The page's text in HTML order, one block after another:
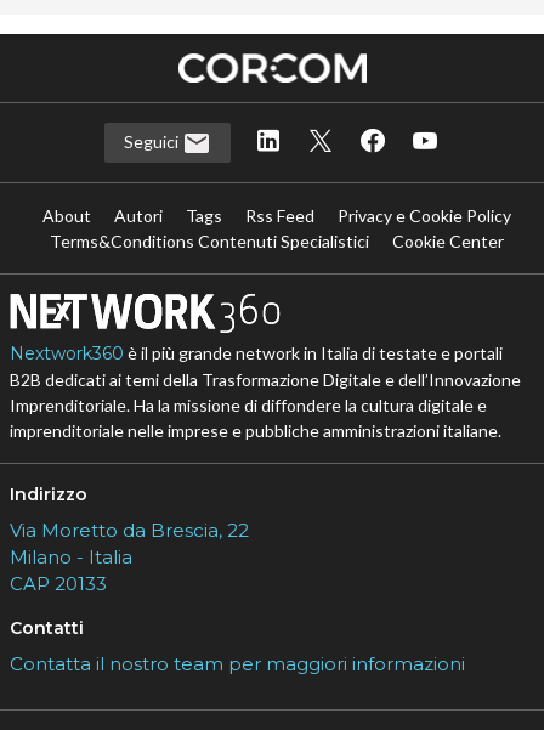
Seguici
About Autori Tags Rss Feed
Privacy e Cookie Policy
Terms&Conditions Contenuti Specialistici
Cookie Center
Nextwork360 è il più grande network in Italia di testate e portali
B2B dedicati ai temi della Trasformazione Digitale e dell’Innovazione
Imprenditoriale. Ha la missione di diffondere la cultura digitale e
imprenditoriale nelle imprese e pubbliche amministrazioni italiane.
Indirizzo
Via Moretto da Brescia, 22
Milano - Italia
CAP 20133
Contatti
Contatta il nostro team per maggiori informazioni